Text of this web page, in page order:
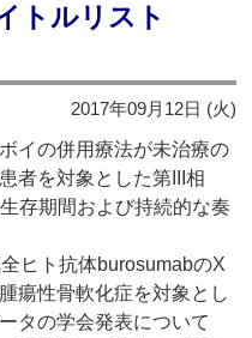
トルリスト
2017年09月12日 (火)
イの併用療法が未治療の
者を対象とした第III相
存期間および持続的な奏
ヒト抗体burosumabのX
瘍性骨軟化症を対象とし
タの学会発表について